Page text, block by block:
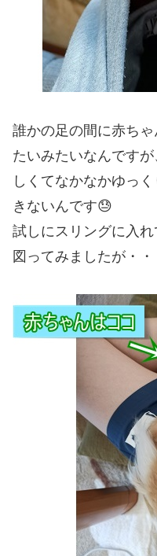
誰かの足の間に赤ち
たいみたいなんです
しくてなかなかゆっ
きないんです😓
試しにスリングに入
図ってみましたが・